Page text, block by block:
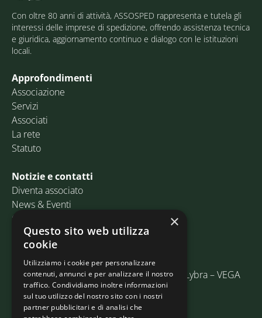
Con oltre 80 anni di attività, ASSOSPED rappresenta e tutela gli
interessi delle imprese di spedizione, offrendo assistenza tecnica
e giuridica, aggiornamento continuo e dialogo con le istituzioni
locali.
Approfondimenti
Associazione
Servizi
Associati
La rete
Statuto
Notizie e contatti
Diventa associato
News & Eventi
Contatti
Email:info@assosped.it
PEC: assospedvenezia@pec.fedespedi.it
Indirizzo: Via delle Industrie, 19/C Edificio Lybra – VEGA
30175 Marghera (VE)
×
Questo sito web utilizza
cookie
Utilizziamo i cookie per personalizzare
contenuti, annunci e per analizzare il nostro
traffico. Condividiamo inoltre informazioni
sul tuo utilizzo del nostro sito con i nostri
partner pubblicitari e di analisi che